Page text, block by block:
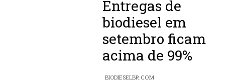
Entregas de
biodiesel em
setembro ficam
acima de 99%
BIODIESELBR.COM